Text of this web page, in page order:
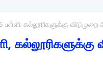
கல்லூரிகளுக்கு விடுமுறை